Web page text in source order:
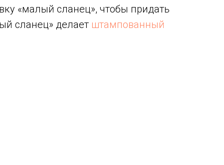
«малый сланец», чтобы придать
сланец» делает штампованный